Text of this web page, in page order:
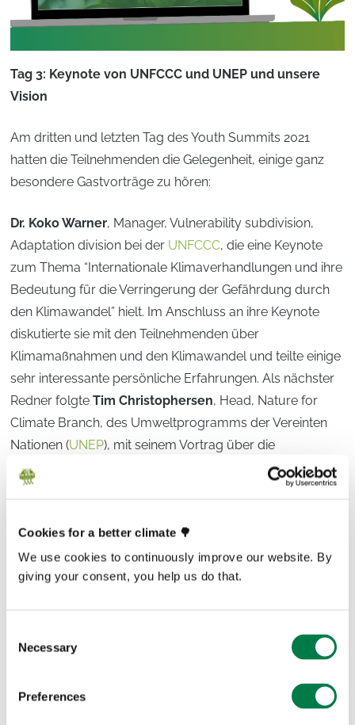
Cookies for a better climate 🌳
We use cookies to continuously improve our website. By
giving your consent, you help us do that.
Selection
Necessary
Preferences
Tag 3: Keynote von UNFCCC und UNEP und unsere
Vision
Am dritten und letzten Tag des Youth Summits 2021
hatten die Teilnehmenden die Gelegenheit, einige ganz
besondere Gastvorträge zu hören:
Dr. Koko Warner, Manager, Vulnerability subdivision,
Adaptation division bei der UNFCCC, die eine Keynote
zum Thema “Internationale Klimaverhandlungen und ihre
Bedeutung für die Verringerung der Gefährdung durch
den Klimawandel” hielt. Im Anschluss an ihre Keynote
diskutierte sie mit den Teilnehmenden über
Klimamaßnahmen und den Klimawandel und teilte einige
sehr interessante persönliche Erfahrungen. Als nächster
Redner folgteTim Christophersen, Head, Nature for
Climate Branch, des Umweltprogramms der Vereinten
Nationen (UNEP), mit seinem Vortrag über die
Wiederherstellung von Ökosystemen, Aufforstung und
die UN-Dekade.
Nach diesen beiden starken Vorträgen hatten die
Teilnehmenden die Möglichkeit, in verschiedenen
Gruppenarbeiten zu Social-Media-Kampagnen, lokalen
Präsentation von
, der einen Überblick
über die Vision von Plant-for-the-Planet gab und unser
Dr. Thilo
, der im Januar 2022 zu Plant-for-the-